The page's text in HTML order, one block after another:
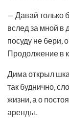
— Давай только
вслед за мной в
посуду не бери,
Продолжение в
Дима открыл
так буднично,
жизни, а о
аренды.